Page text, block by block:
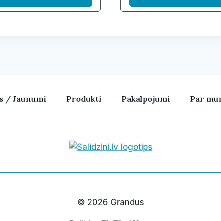
/ Jaunumi Produkti Pakalpojumi Par
© 2026 Grandus